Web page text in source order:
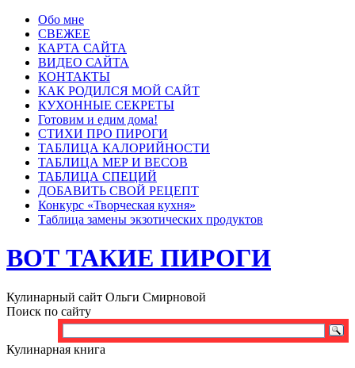
Обо мне
СВЕЖЕЕ
КАРТА САЙТА
ВИДЕО САЙТА
КОНТАКТЫ
КАК РОДИЛСЯ МОЙ САЙТ
КУХОННЫЕ СЕКРЕТЫ
Готовим и едим дома!
СТИХИ ПРО ПИРОГИ
ТАБЛИЦА КАЛОРИЙНОСТИ
ТАБЛИЦА МЕР И ВЕСОВ
ТАБЛИЦА СПЕЦИЙ
ДОБАВИТЬ СВОЙ РЕЦЕПТ
Конкурс «Творческая кухня»
Таблица замены экзотических продуктов
ВОТ ТАКИЕ ПИРОГИ
Кулинарный сайт Ольги Смирновой
Поиск по сайту
Кулинарная книга